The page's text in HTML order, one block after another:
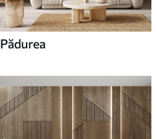
Pădurea